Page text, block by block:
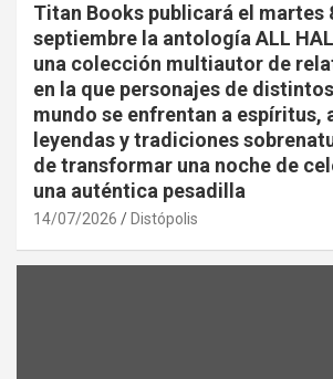
Titan Books publicará el martes
septiembre la antología ALL
una colección multiautor de
en la que personajes de
mundo se enfrentan a espíritus,
leyendas y tradiciones
de transformar una noche de
una auténtica pesadilla
14/07/2026 Distópolis